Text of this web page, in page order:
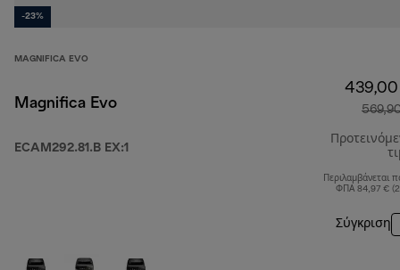
-23%
MAGNIFICA EVO
Magnifica Evo
ECAM292.81.B EX:1
Περιλαμβάνεται
ΦΠΑ 84,97 €
Σύγκριση